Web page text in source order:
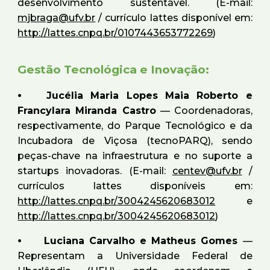
desenvolvimento sustentável. (E-mail:
mjbraga@ufv.br / currículo lattes disponível em:
http://lattes.cnpq.br/0107443653772269)
Gestão Tecnológica e Inovação:
⦁
Jucélia Maria Lopes Maia Roberto e
Francylara Miranda Castro— Coordenadoras,
respectivamente, do Parque Tecnológico e da
Incubadora de Viçosa (tecnoPARQ), sendo
peças-chave na infraestrutura e no suporte a
startups inovadoras. (E-mail: centev@ufv.br/
currículos lattes disponíveis em:
http://lattes.cnpq.br/3004245620683012 e
http://lattes.cnpq.br/3004245620683012)
⦁ Luciana Carvalho e Matheus Gomes —
Representam a Universidade Federal de